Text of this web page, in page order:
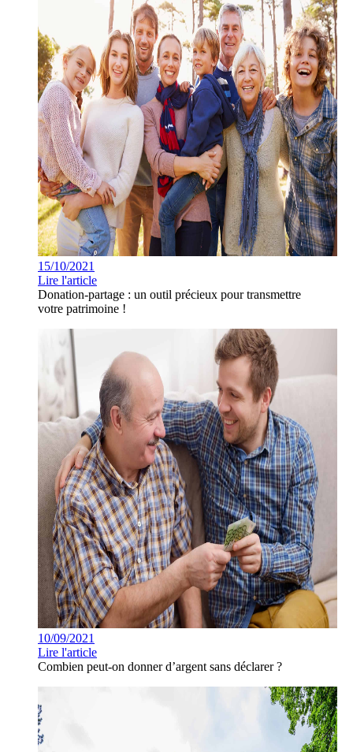
15/10/2021
Lire l'article
Donation-partage : un outil précieux pour transmettre
votre patrimoine !
10/09/2021
Lire l'article
Combien peut-on donner d’argent sans déclarer ?